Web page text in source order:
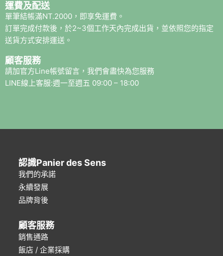
運費及配送
單筆結帳滿NT.2000，即享免運費。
訂單完成付款後，於2~3個工作天內完成出貨，並依照您的指定
送貨方式安排運送。
顧客服務
請加官方Line帳號留言，我們會盡快為您服務
LINE線上客服:週一至週五 09:00 – 18:00
認識Panier des Sens
我們的承諾
永續發展
品牌背後
顧客服務
銷售通路
飯店 / 企業採購